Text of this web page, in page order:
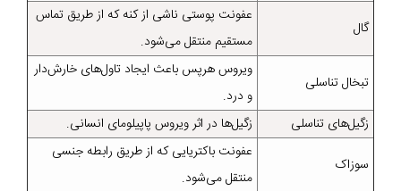
گال
عفونت پوستی ناشی از کنه که از طریق تماس
مستقیم منتقل می‌شود.
تبخال تناسلی
ویروس هرپس باعث ایجاد تاول‌های خارش‌دار
و درد.
زگیل‌های تناسلی
زگیل‌ها در اثر ویروس پاپیلومای انسانی.
سوزاک
عفونت باکتریایی که از طریق رابطه جنسی
منتقل می‌شود.